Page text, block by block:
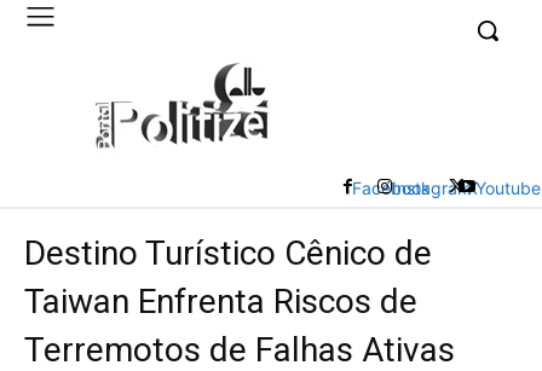
FacebookInstagramXYoutube
Destino Turístico Cênico de
Taiwan Enfrenta Riscos de
Terremotos de Falhas Ativas